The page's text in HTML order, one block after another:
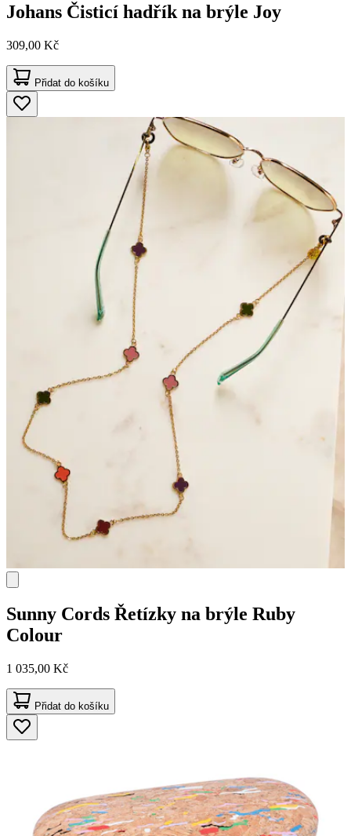
Johans Čisticí hadřík na brýle Joy
309,00 Kč
Přidat do košíku
Sunny Cords Řetízky na brýle Ruby
Colour
1 035,00 Kč
Přidat do košíku